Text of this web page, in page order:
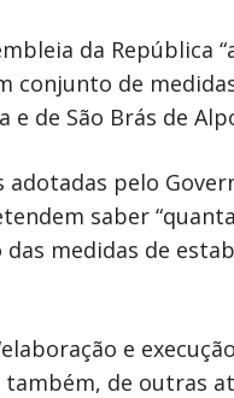
da República
conjunto de
de São Brás de
pelo
saber
medidas de
e
de outras